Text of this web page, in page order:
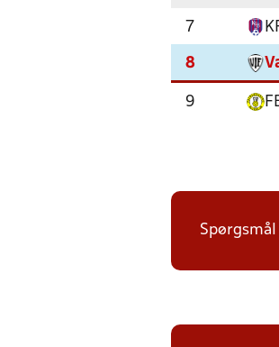
7
8
9